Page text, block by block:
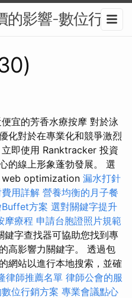
的影響-數位行銷
宜的芳香水療按摩 對於泳
化對於在專業化和競爭激烈
即使用 Ranktracker 投資
的線上形象蓬勃發展。 選
web optimization 漏水打針
用詳解 營養均衡的月子餐
Buffet方案 選對關鍵字提升
摩療程 申請台胞證照片規範
鍵字查找器可協助您找到專
高影響力關鍵字。 透過包
網站以進行本地搜索，並確
律師推薦名單 律師公會的服
位行銷方案 專業會議點心